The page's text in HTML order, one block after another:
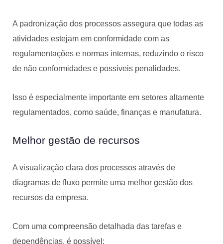
A padronização dos processos assegura que todas as
atividades estejam em conformidade com as
regulamentações e normas internas, reduzindo o risco
de não conformidades e possíveis penalidades.
Isso é especialmente importante em setores altamente
regulamentados, como saúde, finanças e manufatura.
Melhor gestão de recursos
A visualização clara dos processos através de
diagramas de fluxo permite uma melhor gestão dos
recursos da empresa.
Com uma compreensão detalhada das tarefas e
dependências, é possível: